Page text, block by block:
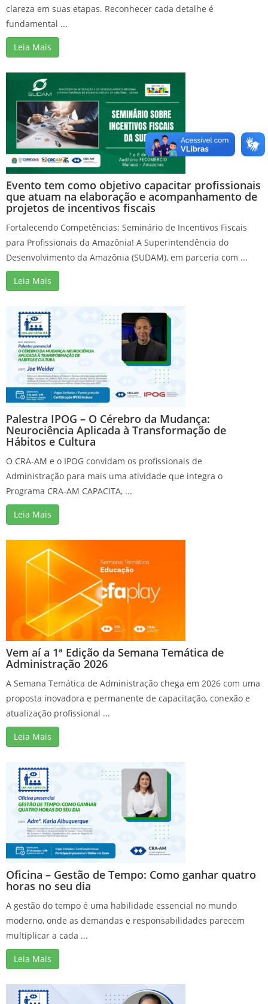
clareza em suas etapas. Reconhecer cada detalhe é
fundamental ...
Leia Mais
Evento tem como objetivo capacitar profissionais
que atuam na elaboração e acompanhamento de
projetos de incentivos fiscais
Fortalecendo Competências: Seminário de Incentivos Fiscais
para Profissionais da Amazônia! A Superintendência do
Desenvolvimento da Amazônia (SUDAM), em parceria com ...
Leia Mais
Palestra IPOG – O Cérebro da Mudança:
Neurociência Aplicada à Transformação de
Hábitos e Cultura
O CRA-AM e o IPOG convidam os profissionais de
Administração para mais uma atividade que integra o
Programa CRA-AM CAPACITA, ...
Leia Mais
Vem aí a 1ª Edição da Semana Temática de
Administração 2026
A Semana Temática de Administração chega em 2026 com uma
proposta inovadora e permanente de capacitação, conexão e
atualização profissional ...
Leia Mais
Oficina – Gestão de Tempo: Como ganhar quatro
horas no seu dia
A gestão do tempo é uma habilidade essencial no mundo
moderno, onde as demandas e responsabilidades parecem
multiplicar a cada ...
Leia Mais